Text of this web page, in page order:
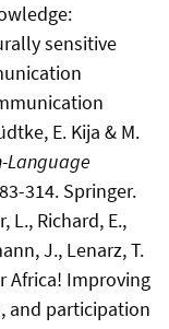
sensitive
E. Kija & M.
Language
314. Springer.
L., Richard, E.,
J., Lenarz, T.
Africa! Improving
and participation